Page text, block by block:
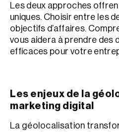
Les deux approches
uniques. Choisir entre les
objectifs d’affaires.
vous aidera à prendre des
efficaces pour votre
Les enjeux de la
marketing digital
La géolocalisation